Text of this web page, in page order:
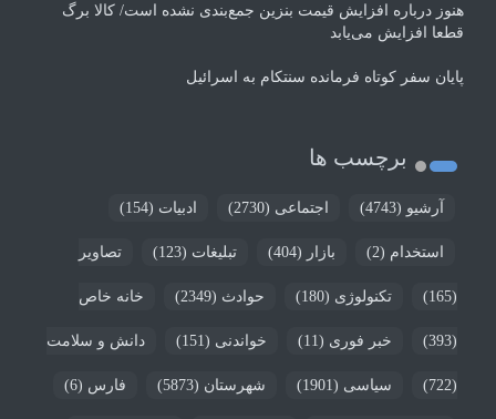
هنوز درباره افزایش قیمت بنزین جمع‌بندی نشده است/ کالا برگ
قطعا افزایش می‌یابد
پایان سفر کوتاه فرمانده سنتکام به اسرائیل
برچسب ها
آرشیو (4743) اجتماعی (2730) ادبیات (154)
استخدام (2) بازار (404) تبلیغات (123) تصاویر
(165) تکنولوژی (180) حوادث (2349) خانه خاص
(393) خبر فوری (11) خواندنی (151) دانش و سلامت
(722) سیاسی (1901) شهرستان (5873) فارس (6)